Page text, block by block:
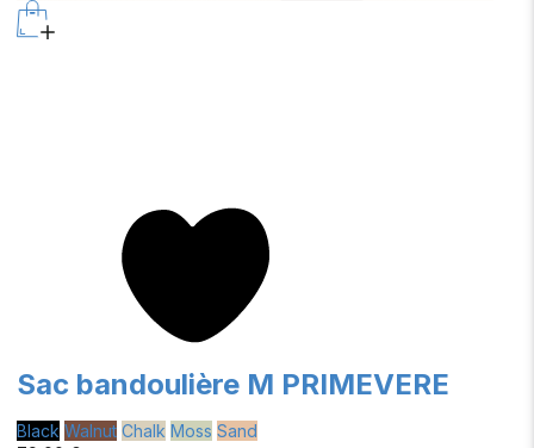
Sac bandoulière M PRIMEVERE
Black Walnut Chalk Moss Sand